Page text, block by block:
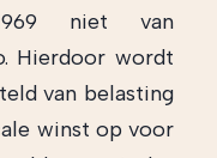
1969 niet van
Hierdoor wordt
van belasting
winst op voor